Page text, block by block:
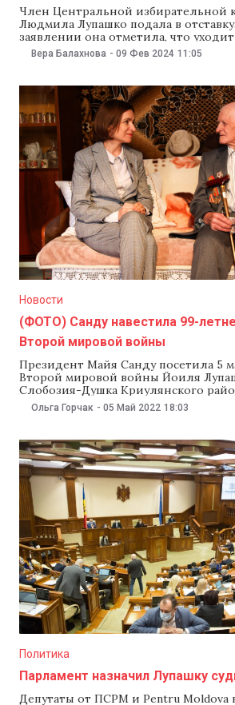
Член Центральной избирательной
Людмила Лупашко подала в
заявлении она отметила, что уходит
личным причинам, потому что
Заявление Лупашко должна
назначениям и иммунитету, чтобы
решение на пленарном заседании
Отметим, что осенью 2021 года
Вера Балахнова - 09 Фев 2024 11:05
Новости
(ФОТО) Санду навестила 99-
Второй мировой войны
Президент Майя Санду посетила 5
Второй мировой войны Йоиля
Слобозия-Душка Криулянского
следующей неделе исполнится 100
ушел на фронт в 20 лет и сражался
администрации президента. «Я
поблагодарить за
Ольга Горчак - 05 Май 2022 18:03
Политика
Парламент назначил Лупашку
Депутаты от ПСРМ и Pentru Moldova